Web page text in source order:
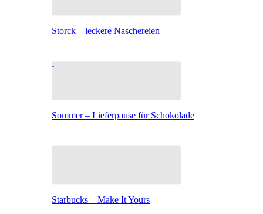
Storck – leckere Naschereien
Sommer – Lieferpause für Schokolade
Starbucks – Make It Yours